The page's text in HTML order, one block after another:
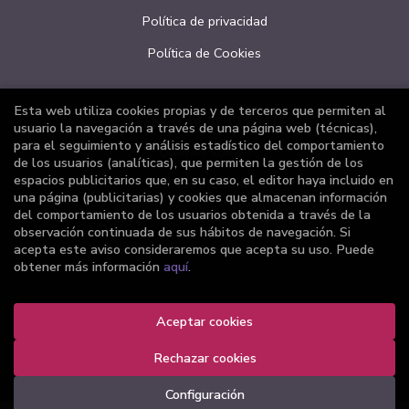
Política de privacidad
Política de Cookies
ATENCIÓN AL CLIENTE
Quiénes somos
Pedidos especiales
Formulario de desistimiento
Librería Joker. Todos los Derechos Reservados |
Esta web utiliza cookies propias y de terceros que permiten al
usuario la navegación a través de una página web (técnicas),
para el seguimiento y análisis estadístico del comportamiento
de los usuarios (analíticas), que permiten la gestión de los
espacios publicitarios que, en su caso, el editor haya incluido en
una página (publicitarias) y cookies que almacenan información
del comportamiento de los usuarios obtenida a través de la
observación continuada de sus hábitos de navegación. Si
acepta este aviso consideraremos que acepta su uso. Puede
obtener más información aquí.
Configuración
Rechazar cookies
Aceptar cookies